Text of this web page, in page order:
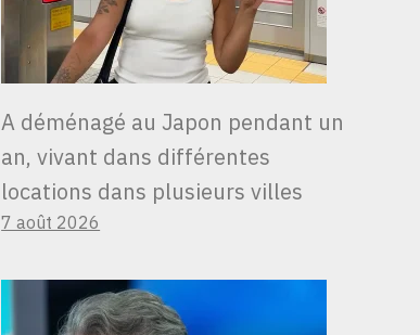
A déménagé au Japon pendant un
an, vivant dans différentes
locations dans plusieurs villes
7 août 2026